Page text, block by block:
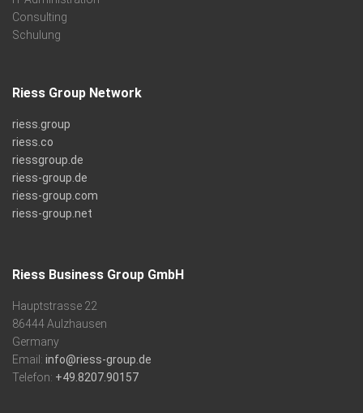
Consulting
Schulung
Riess Group Network
riess.group
riess.co
riessgroup.de
riess-group.de
riess-group.com
riess-group.net
Riess Business Group GmbH
Hauptstrasse 22
86444 Aulzhausen
Germany
Email: info@riess-group.de
Telefon: +49.8207.90157